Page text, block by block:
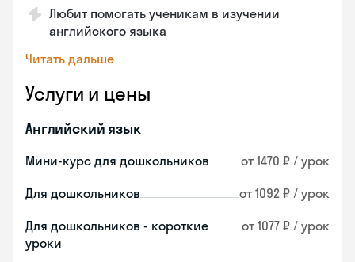
Любит помогать ученикам в изучении
английского языка
Читать дальше
Услуги и цены
Английский язык
Мини-курс для дошкольников от 1470 ₽ / урок
Для дошкольников от 1092 ₽ / урок
Для дошкольников - короткие
уроки
от 1077 ₽ / урок